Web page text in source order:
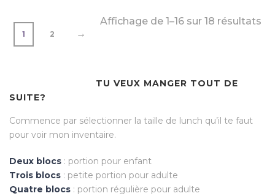
1 2 →
Affichage de 1–16 sur 18 résultats
TU VEUX MANGER TOUT DE
SUITE?
Commence par sélectionner la taille de lunch qu’il te faut
pour voir mon inventaire.
Deux blocs : portion pour enfant
Trois blocs : petite portion pour adulte
Quatre blocs : portion régulière pour adulte